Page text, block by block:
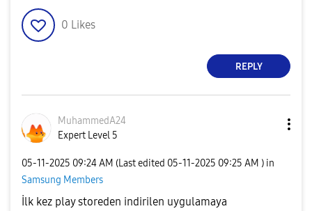
0 Likes
REPLY
MuhammedA24
Expert Level 5
‎05-11-2025 09:24 AM (Last edited ‎05-11-2025 09:25 AM ) in
Samsung Members
İlk kez play storeden indirilen uygulamaya